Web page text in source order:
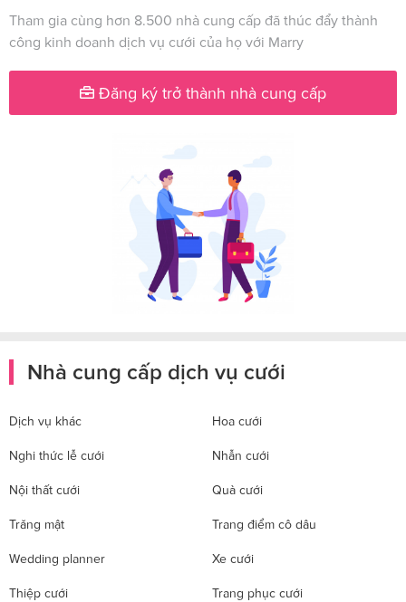
Tham gia cùng hơn 8.500 nhà cung cấp đã thúc đẩy thành
công kinh doanh dịch vụ cưới của họ với Marry
Đăng ký trở thành nhà cung cấp
Nhà cung cấp dịch vụ cưới
Dịch vụ khác Hoa cưới
Nghi thức lễ cưới Nhẫn cưới
Nội thất cưới Quà cưới
Trăng mật Trang điểm cô dâu
Wedding planner Xe cưới
Thiệp cưới Trang phục cưới